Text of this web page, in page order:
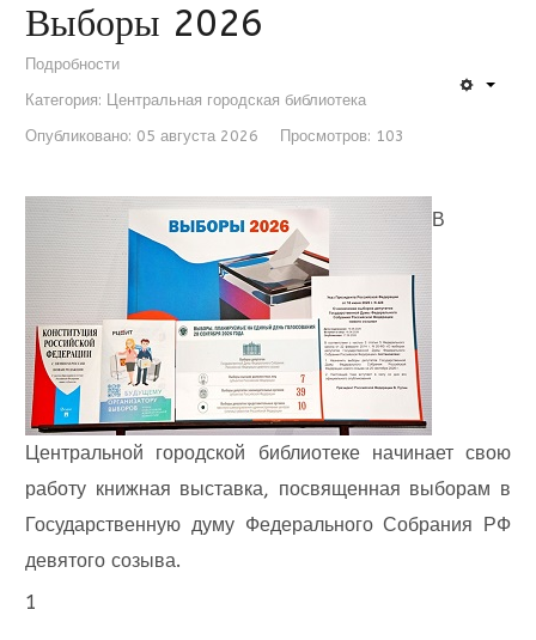
Выборы 2026
Подробности
Категория: Центральная городская библиотека
Опубликовано: 05 августа 2026
Просмотров: 103
В
Центральной городской библиотеке начинает свою
работу книжная выставка, посвященная выборам в
Государственную думу Федерального Собрания РФ
девятого созыва.
1